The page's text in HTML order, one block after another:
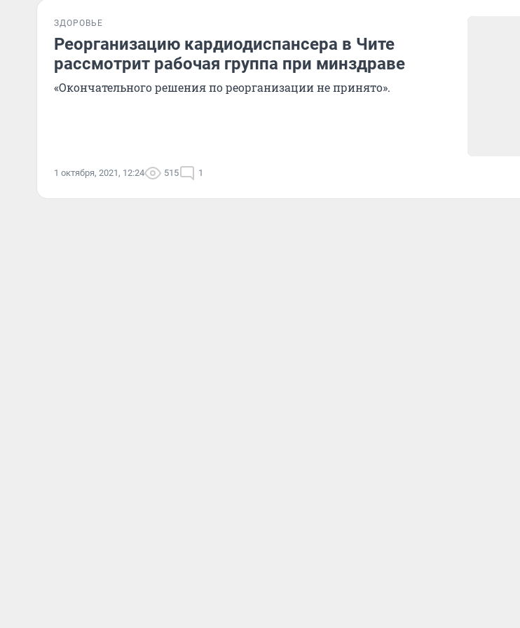
ЗДОРОВЬЕ
Реорганизацию кардиодиспансера в Чите
рассмотрит рабочая группа при минздраве
«Окончательного решения по реорганизации не принято».
1 октября, 2021, 12:24 515 1